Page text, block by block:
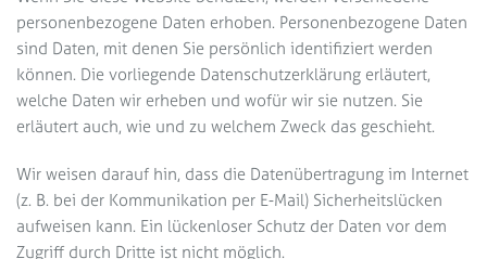
personenbezogene Daten erhoben. Personenbezogene Daten
sind Daten, mit denen Sie persönlich identifiziert werden
können. Die vorliegende Datenschutzerklärung erläutert,
welche Daten wir erheben und wofür wir sie nutzen. Sie
erläutert auch, wie und zu welchem Zweck das geschieht.
Wir weisen darauf hin, dass die Datenübertragung im Internet
(z. B. bei der Kommunikation per E-Mail) Sicherheitslücken
aufweisen kann. Ein lückenloser Schutz der Daten vor dem
Zugriff durch Dritte ist nicht möglich.